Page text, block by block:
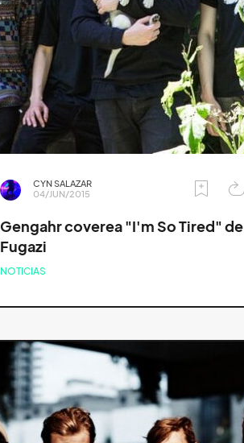
CYN SALAZAR
04/JUN/2015
Gengahr coverea "I'm So Tired" de
Fugazi
NOTICIAS